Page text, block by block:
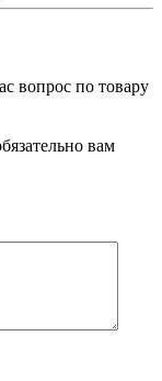
вопрос по товару
вам